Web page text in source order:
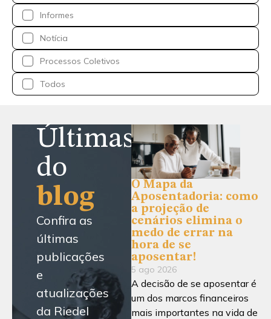
Informes
Notícia
Processos Coletivos
Todos
Últimas
do
blog
Confira as
últimas
publicações
e
atualizações
da Riedel
O Mapa da
Aposentadoria: como
a projeção de
cenários elimina o
medo de errar na
hora de se
aposentar!
5 ago 2026
A decisão de se aposentar é
um dos marcos financeiros
mais importantes na vida de